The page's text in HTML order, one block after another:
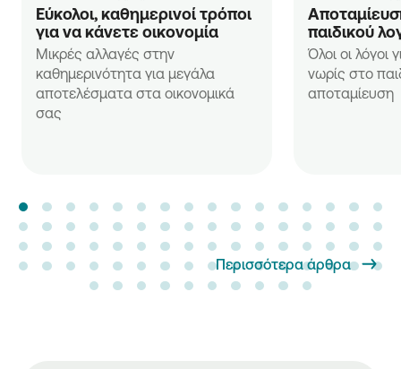
Εύκολοι, καθημερινοί τρόποι
για να κάνετε οικονομία
Μικρές αλλαγές στην
καθημερινότητα για μεγάλα
αποτελέσματα στα οικονομικά
σας
παιδικού
Όλοι οι λόγοι
νωρίς στο
αποταμίευση
Περισσότερα άρθρα